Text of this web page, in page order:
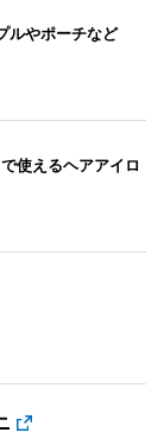
ルやポーチなど
使えるヘアアイロ